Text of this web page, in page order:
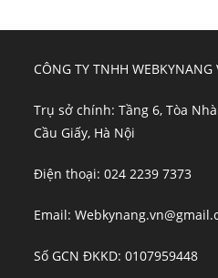
CÔNG TY TNHH WEBKYNANG
Trụ sở chính: Tầng 6, Tòa
Cầu Giấy, Hà Nội
Điện thoại: 024 2239 7373
Email:
Số GCN ĐKKD: 0107959448